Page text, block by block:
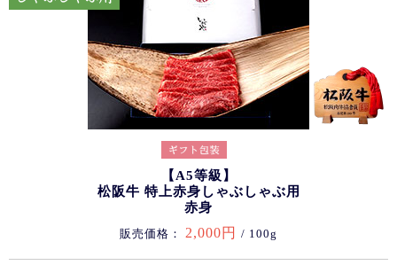
【A5等級】
松阪牛 特上赤身しゃぶしゃぶ用
赤身
販売価格： 2,000円 / 100g